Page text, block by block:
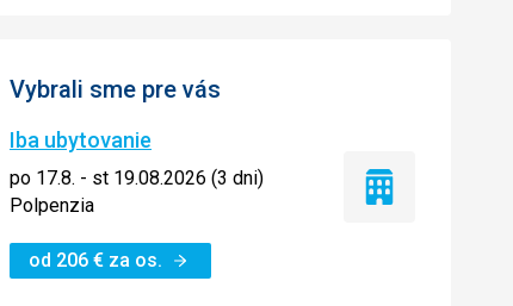
Vybrali sme pre vás
Iba ubytovanie
po 17.8. - st 19.08.2026 (3 dni)
Polpenzia
od 206 € za os.
Iba